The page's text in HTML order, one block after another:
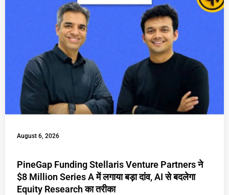
August 6, 2026
PineGap Funding Stellaris Venture Partners ने
$8 Million Series A में लगाया बड़ा दांव, AI से बदलेगा
Equity Research का तरीका